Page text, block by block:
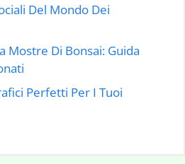
Del Mondo Dei
Mostre Di Bonsai: Guida
Perfetti Per I Tuoi